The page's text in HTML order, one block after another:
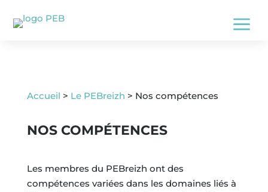
a
Accueil > Le PEBreizh > Nos compétences
NOS COMPÉTENCES
Les membres du PEBreizh ont des
compétences variées dans les domaines liés à